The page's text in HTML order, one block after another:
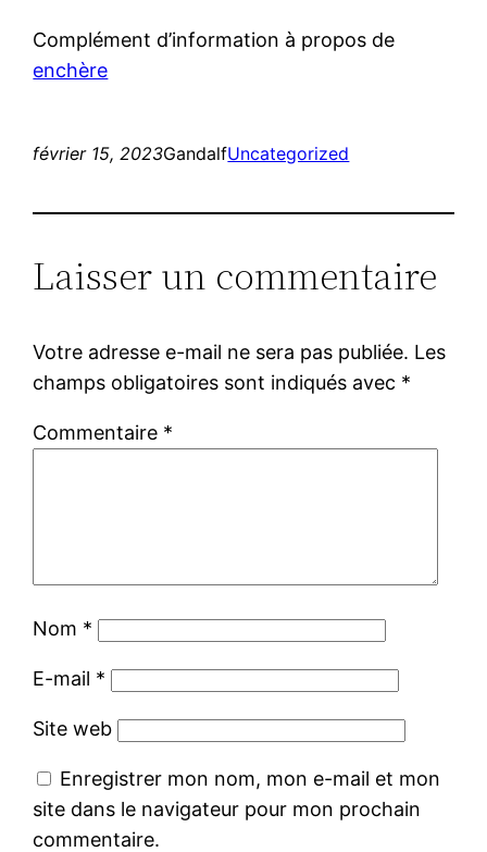
Complément d’information à propos de
enchère
février 15, 2023GandalfUncategorized
Laisser un commentaire
Votre adresse e-mail ne sera pas publiée. Les
champs obligatoires sont indiqués avec *
Commentaire *
Nom *
E-mail *
Site web
Enregistrer mon nom, mon e-mail et mon
site dans le navigateur pour mon prochain
commentaire.